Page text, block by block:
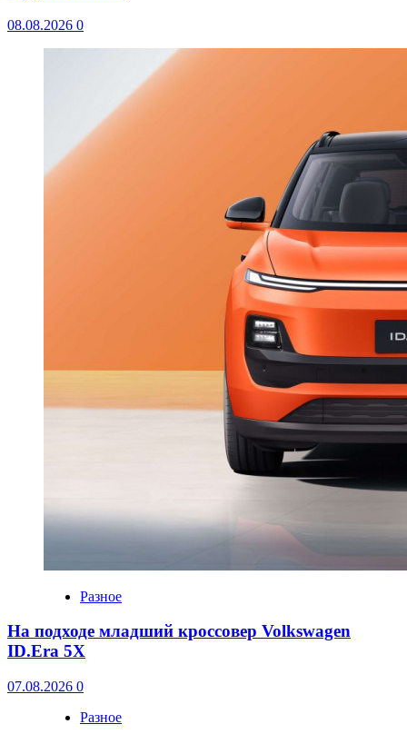
08.08.2026 0
Разное
На подходе младший кроссовер Volkswagen
ID.Era 5X
07.08.2026 0
Разное